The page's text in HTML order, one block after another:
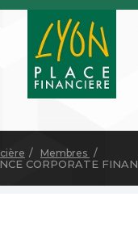
Membres
CORPORATE